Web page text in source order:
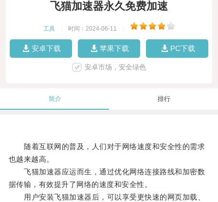
飞猫加速器永久免费加速
工具 时间：2024-06-11
安卓下载 苹果下载 PC下载
安卓市场，安全绿色
简介 排行
随着互联网的普及，人们对于网络速度和安全性的需求
也越来越高。
飞猫加速器应运而生，通过优化网络连接路线和加密数
据传输，有效提升了网络的速度和安全性。
用户安装飞猫加速器后，可以享受更快速的网页加载、